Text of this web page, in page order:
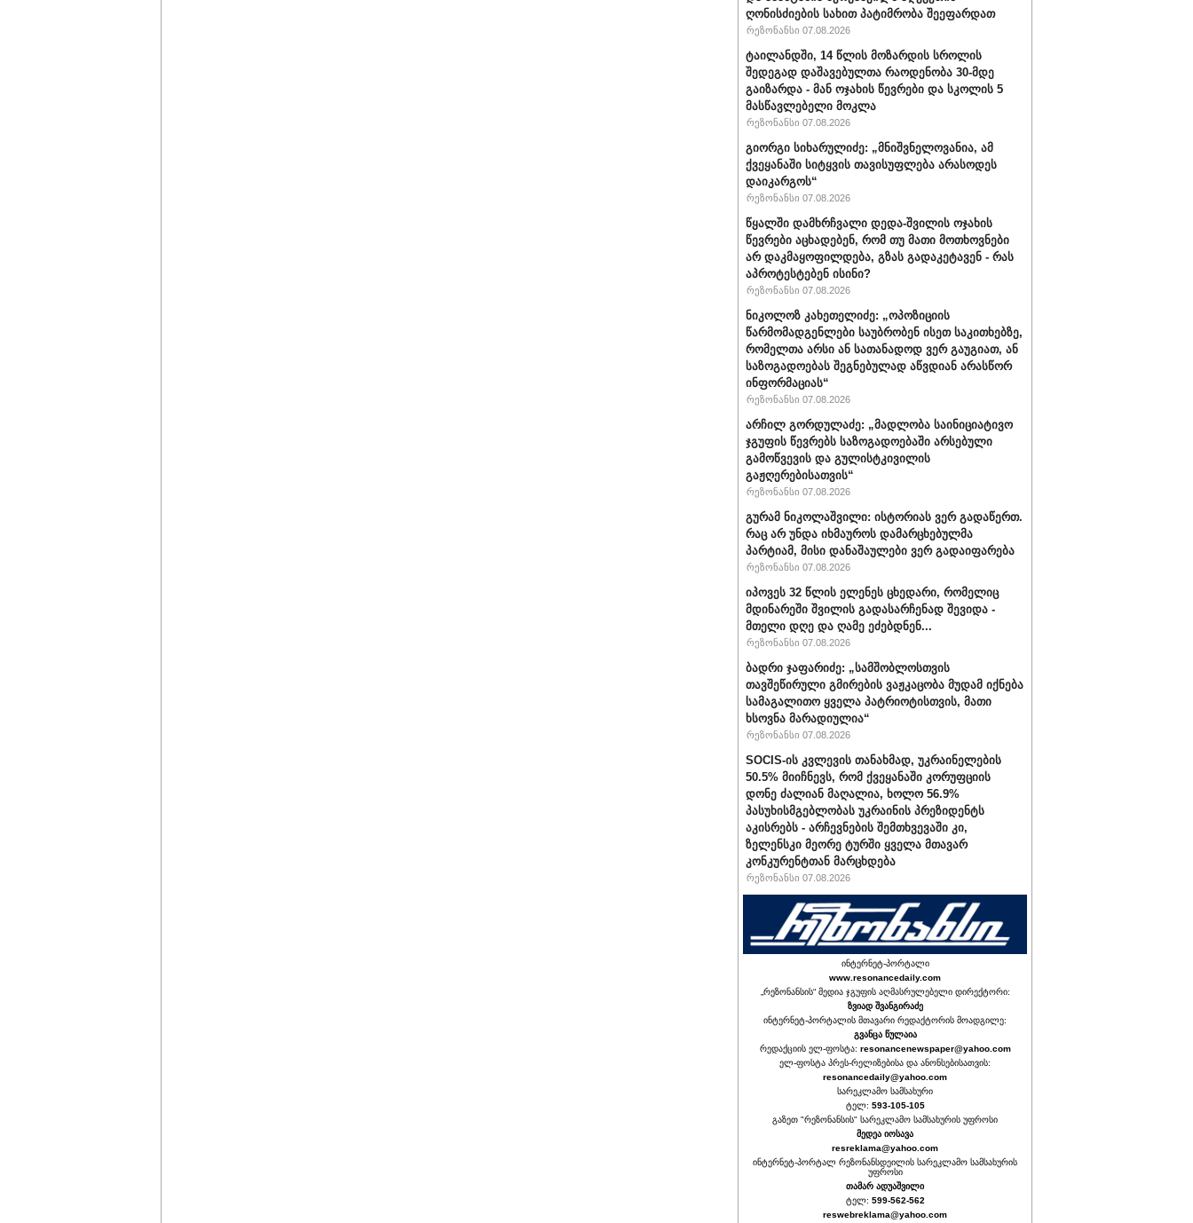
ღონისძიების სახით პატიმრობა შეეფარდათ
რეზონანსი 07.08.2026
ტაილანდში, 14 წლის მოზარდის სროლის
შედეგად დაშავებულთა რაოდენობა 30-მდე
გაიზარდა - მან ოჯახის წევრები და სკოლის 5
მასწავლებელი მოკლა
რეზონანსი 07.08.2026
გიორგი სიხარულიძე: „მნიშვნელოვანია, ამ
ქვეყანაში სიტყვის თავისუფლება არასოდეს
დაიკარგოს“
რეზონანსი 07.08.2026
წყალში დამხრჩვალი დედა-შვილის ოჯახის
წევრები აცხადებენ, რომ თუ მათი მოთხოვნები
არ დაკმაყოფილდება, გზას გადაკეტავენ - რას
აპროტესტებენ ისინი?
რეზონანსი 07.08.2026
ნიკოლოზ კახეთელიძე: „ოპოზიციის
წარმომადგენლები საუბრობენ ისეთ საკითხებზე,
რომელთა არსი ან სათანადოდ ვერ გაუგიათ, ან
საზოგადოებას შეგნებულად აწვდიან არასწორ
ინფორმაციას“
რეზონანსი 07.08.2026
არჩილ გორდულაძე: „მადლობა საინიციატივო
ჯგუფის წევრებს საზოგადოებაში არსებული
გამოწვევის და გულისტკივილის
გაჟღერებისათვის“
რეზონანსი 07.08.2026
გურამ ნიკოლაშვილი: ისტორიას ვერ გადაწერთ.
რაც არ უნდა იხმაუროს დამარცხებულმა
პარტიამ, მისი დანაშაულები ვერ გადაიფარება
რეზონანსი 07.08.2026
იპოვეს 32 წლის ელენეს ცხედარი, რომელიც
მდინარეში შვილის გადასარჩენად შევიდა -
მთელი დღე და ღამე ეძებდნენ...
რეზონანსი 07.08.2026
ბადრი ჯაფარიძე: „სამშობლოსთვის
თავშეწირული გმირების ვაჟკაცობა მუდამ იქნება
სამაგალითო ყველა პატრიოტისთვის, მათი
ხსოვნა მარადიულია“
რეზონანსი 07.08.2026
SOCIS-ის კვლევის თანახმად, უკრაინელების
50.5% მიიჩნევს, რომ ქვეყანაში კორუფციის
დონე ძალიან მაღალია, ხოლო 56.9%
პასუხისმგებლობას უკრაინის პრეზიდენტს
აკისრებს - არჩევნების შემთხვევაში კი,
ზელენსკი მეორე ტურში ყველა მთავარ
კონკურენტთან მარცხდება
რეზონანსი 07.08.2026
ინტერნეტ-პორტალი
www.resonancedaily.com
„რეზონანსის“ მედია ჯგუფის აღმასრულებელი დირექტორი:
ზვიად შვანგირაძე
ინტერნეტ-პორტალის მთავარი რედაქტორის მოადგილე:
გვანცა წულაია
რედაქციის ელ-ფოსტა: resonancenewspaper@yahoo.com
ელ-ფოსტა პრეს-რელიზებისა და ანონსებისათვის:
resonancedaily@yahoo.com
სარეკლამო სამსახური
ტელ: 593-105-105
გაზეთ "რეზონანსის" სარეკლამო სამსახურის უფროსი
მედეა იოსავა
resreklama@yahoo.com
ინტერნეტ-პორტალ რეზონანსდეილის სარეკლამო სამსახურის
უფროსი
თამარ ადუაშვილი
ტელ: 599-562-562
reswebreklama@yahoo.com